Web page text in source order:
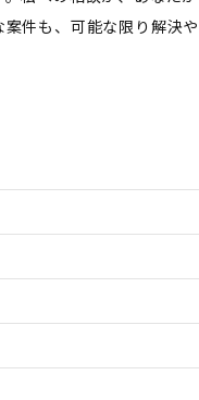
件も、可能な限り解決